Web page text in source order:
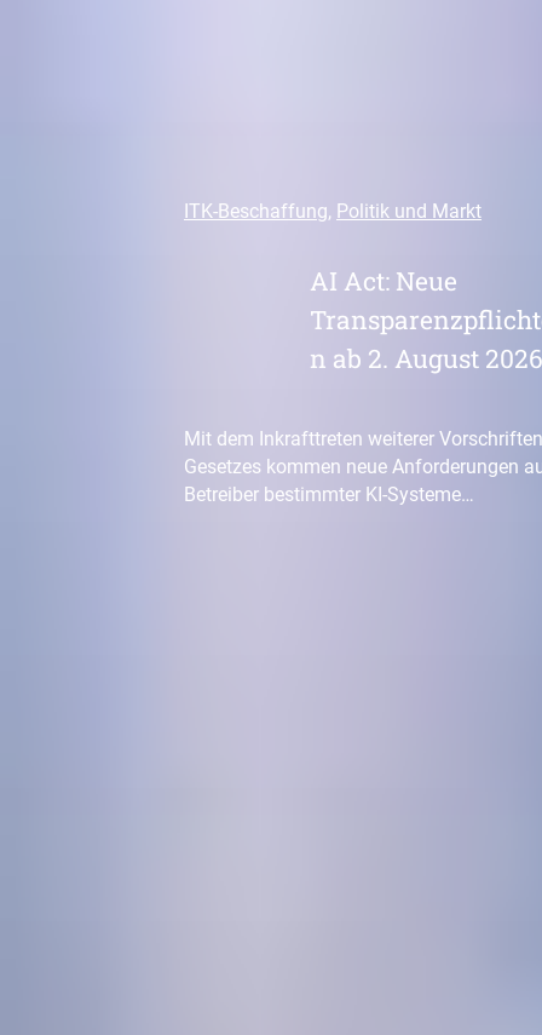
ITK-Beschaffung, Politik und Markt
AI Act: Neue
n ab 2. August 2026
Mit dem Inkrafttreten weiterer Vorschriften
Gesetzes kommen neue Anforderungen
Betreiber bestimmter KI-Systeme…